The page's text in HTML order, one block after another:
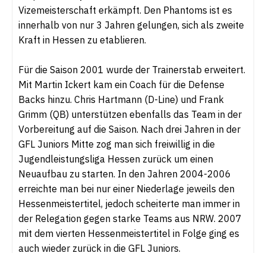
Vizemeisterschaft erkämpft. Den Phantoms ist es
innerhalb von nur 3 Jahren gelungen, sich als zweite
Kraft in Hessen zu etablieren.
Für die Saison 2001 wurde der Trainerstab erweitert.
Mit Martin Ickert kam ein Coach für die Defense
Backs hinzu. Chris Hartmann (D-Line) und Frank
Grimm (QB) unterstützen ebenfalls das Team in der
Vorbereitung auf die Saison. Nach drei Jahren in der
GFL Juniors Mitte zog man sich freiwillig in die
Jugendleistungsliga Hessen zurück um einen
Neuaufbau zu starten. In den Jahren 2004-2006
erreichte man bei nur einer Niederlage jeweils den
Hessenmeistertitel, jedoch scheiterte man immer in
der Relegation gegen starke Teams aus NRW. 2007
mit dem vierten Hessenmeistertitel in Folge ging es
auch wieder zurück in die GFL Juniors.